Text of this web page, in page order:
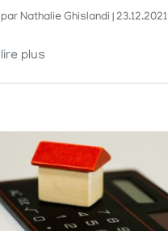
par Nathalie Ghislandi | 23.12.2021
lire plus